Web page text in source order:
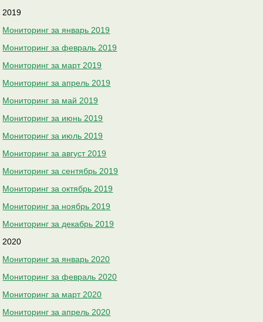
2019
Мониторинг за январь 2019
Мониторинг за февраль 2019
Мониторинг за март 2019
Мониторинг за апрель 2019
Мониторинг за май 2019
Мониторинг за июнь 2019
Мониторинг за июль 2019
Мониторинг за август 2019
Мониторинг за сентябрь 2019
Мониторинг за октябрь 2019
Мониторинг за ноябрь 2019
Мониторинг за декабрь 2019
2020
Мониторинг за январь 2020
Мониторинг за февраль 2020
Мониторинг за март 2020
Мониторинг за апрель 2020